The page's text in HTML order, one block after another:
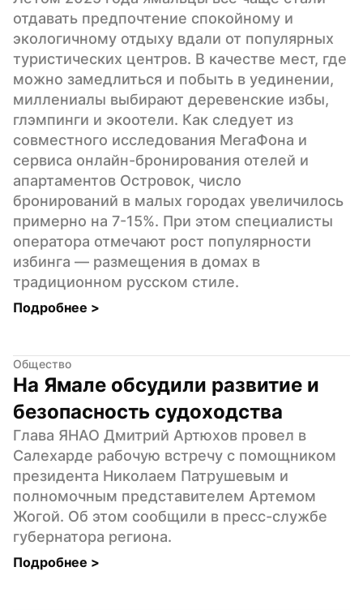
отдавать предпочтение спокойному и
экологичному отдыху вдали от популярных
туристических центров. В качестве мест, где
можно замедлиться и побыть в уединении,
миллениалы выбирают деревенские избы,
глэмпинги и экоотели. Как следует из
совместного исследования МегаФона и
сервиса онлайн-бронирования отелей и
апартаментов Островок, число
бронирований в малых городах увеличилось
примерно на 7-15%. При этом специалисты
оператора отмечают рост популярности
избинга — размещения в домах в
традиционном русском стиле.
Подробнее >
Общество
На Ямале обсудили развитие и
безопасность судоходства
Глава ЯНАО Дмитрий Артюхов провел в
Салехарде рабочую встречу с помощником
президента Николаем Патрушевым и
полномочным представителем Артемом
Жогой. Об этом сообщили в пресс-службе
губернатора региона.
Подробнее >